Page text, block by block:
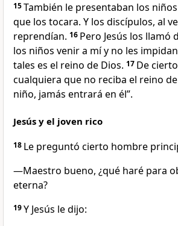
15También le presentaban los
que los tocara. Y los discípulos, al
reprendían. 16 Pero Jesús los llamó
los niños venir a mí y no les
tales es el reino de Dios. 17 De
cualquiera que no reciba el reino
niño, jamás entrará en él”.
Jesús y el joven rico
18 Le preguntó cierto hombre
—Maestro bueno, ¿qué haré para
eterna?
19Y Jesús le dijo: